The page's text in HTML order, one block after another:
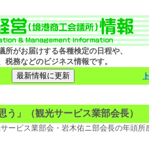
所がお届けする各種検定の日程や、
税務などのビジネス情報です。
う」（観光サービス業部会長）
ービス業部会・岩木佑ニ部会長の年頭所